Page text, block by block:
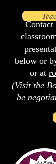
below or
or at
(Visit the
be